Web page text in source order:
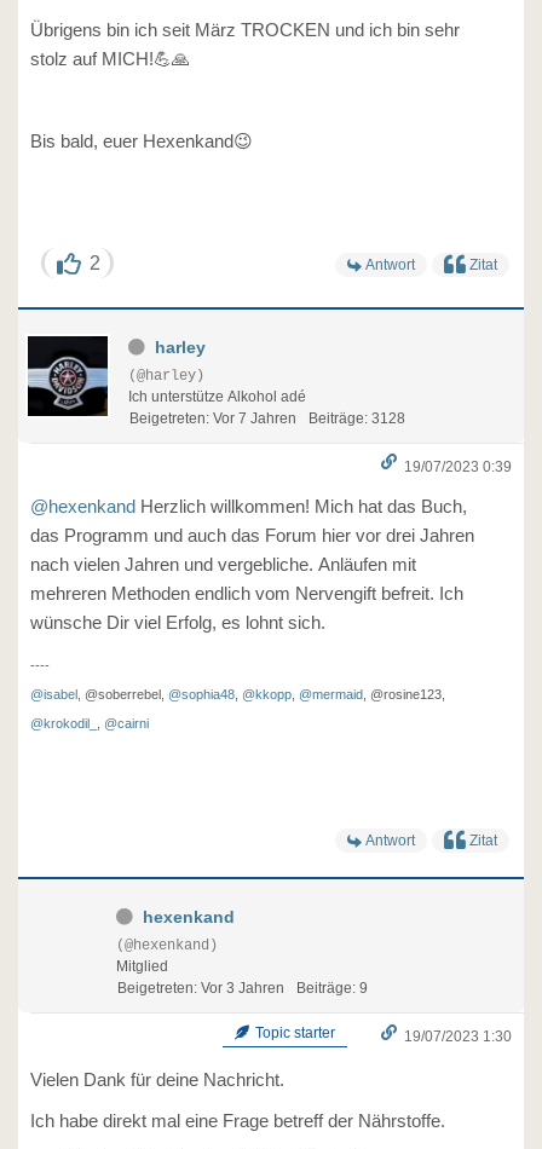
Übrigens bin ich seit März TROCKEN und ich bin sehr
stolz auf MICH!💪🙏
Bis bald, euer Hexenkand😉
2 Antwort Zitat
harley
(@harley)
Ich unterstütze Alkohol adé
Beigetreten: Vor 7 Jahren
Beiträge: 3128
19/07/2023 0:39
@hexenkand Herzlich willkommen! Mich hat das Buch,
das Programm und auch das Forum hier vor drei Jahren
nach vielen Jahren und vergebliche. Anläufen mit
mehreren Methoden endlich vom Nervengift befreit. Ich
wünsche Dir viel Erfolg, es lohnt sich.
----
@isabel , @soberrebel, @sophia48 @kkopp @mermaid , @rosine123,
@krokodil_
@cairni
Antwort Zitat
hexenkand
(@hexenkand)
Mitglied
Beigetreten: Vor 3 Jahren
Beiträge: 9
Topic starter 19/07/2023 1:30
Vielen Dank für deine Nachricht.
Ich habe direkt mal eine Frage betreff der Nährstoffe.